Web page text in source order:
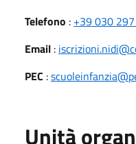
Telefono : +39 030
Email :
PEC :
Unità